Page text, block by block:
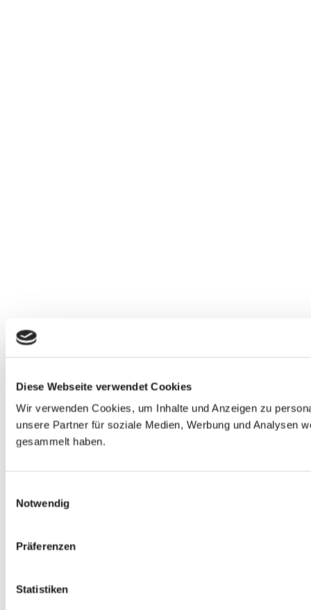
Diese Webseite verwendet Cookies
Wir verwenden Cookies, um Inhalte und Anzeigen zu
unsere Partner für soziale Medien, Werbung und Analysen
gesammelt haben.
Notwendig
Präferenzen
Statistiken